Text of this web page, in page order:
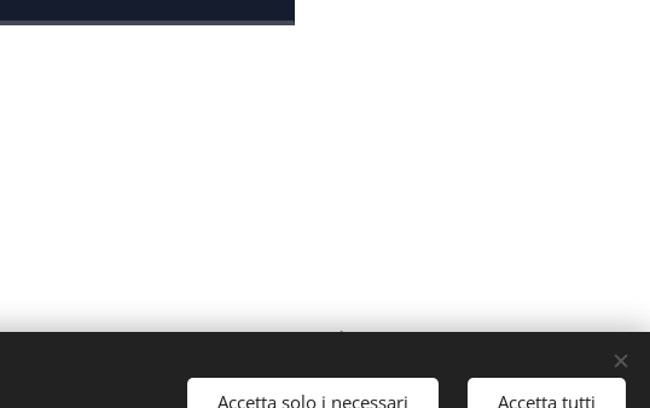
Lingue
Accetta solo i necessari Accetta tutti